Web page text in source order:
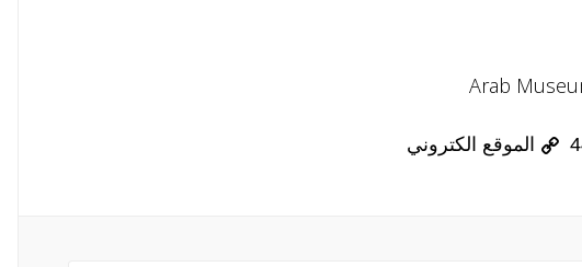
Arab
الموقع الكتروني